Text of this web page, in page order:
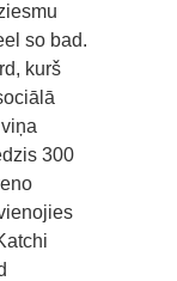
so bad.
kurš
300